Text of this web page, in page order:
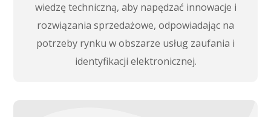
wiedzę techniczną, aby napędzać innowacje i
rozwiązania sprzedażowe, odpowiadając na
potrzeby rynku w obszarze usług zaufania i
identyfikacji elektronicznej.